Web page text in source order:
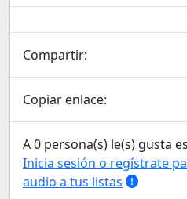
Compartir:
Copiar enlace:
A 0 persona(s) le(s) gusta
Inicia sesión o regístrate
audio a tus listas